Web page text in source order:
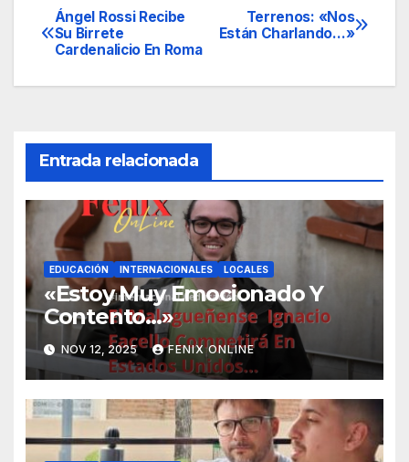
Navegación
de
Terrenos: «Nos
Están Charlando…»
Ángel Rossi Recibe
Su Birrete
Cardenalicio En Roma
Entrada relacionada
EDUCACIÓN INTERNACIONALES LOCALES
«Estoy Muy Emocionado Y
Contento…»
NOV 12, 2025 FENIX ONLINE